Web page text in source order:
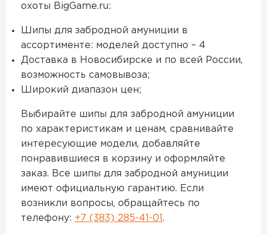
охоты BigGame.ru:
Шипы для забродной амуниции в
ассортименте: моделей доступно – 4
Доставка в Новосибирске и по всей России,
возможность самовывоза;
Широкий диапазон цен;
Выбирайте шипы для забродной амуниции
по характеристикам и ценам, сравнивайте
интересующие модели, добавляйте
понравившиеся в корзину и оформляйте
заказ. Все шипы для забродной амуниции
имеют официальную гарантию. Если
возникли вопросы, обращайтесь по
телефону: +7 (383) 285-41-01 .